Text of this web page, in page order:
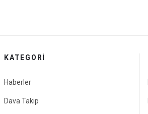
KATEGORI
Haberler
Dava Takip